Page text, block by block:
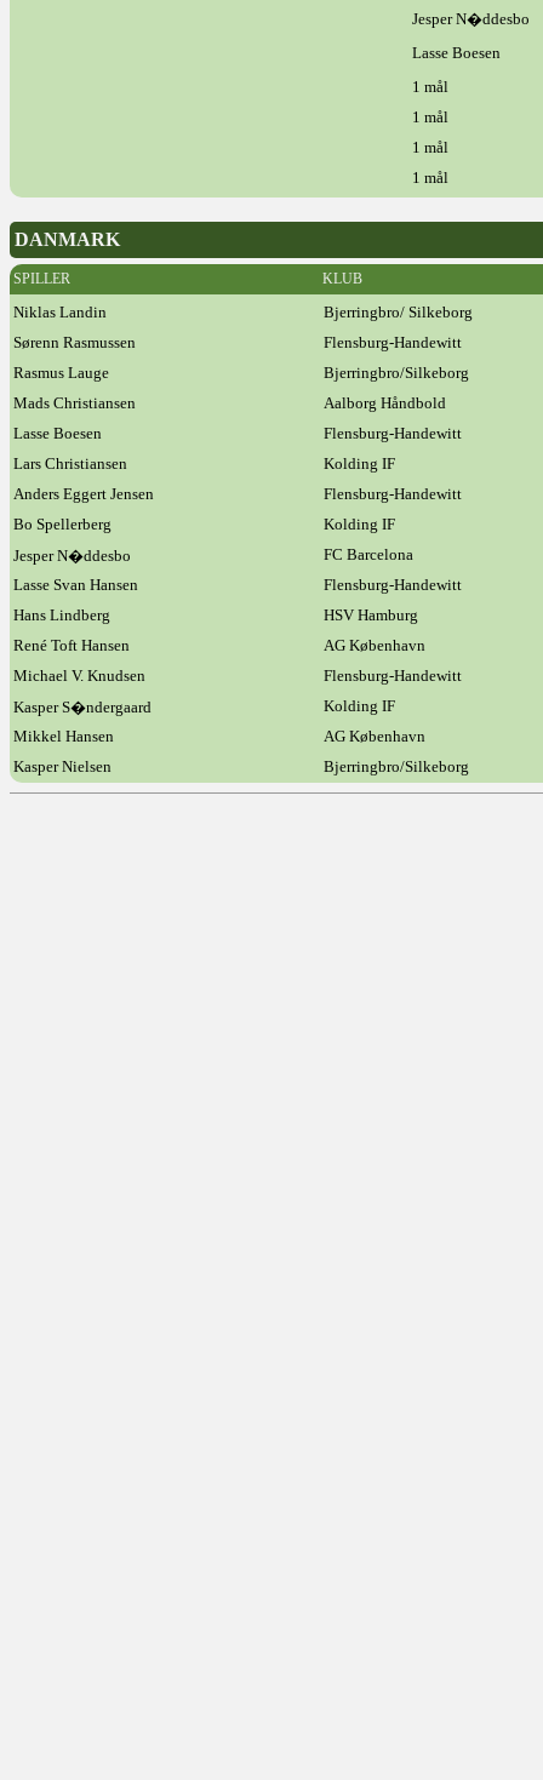
Jesper N�ddesbo
Lasse Boesen
1 mål
1 mål
1 mål
1 mål
DANMARK
SPILLER KLUB
Niklas Landin
Bjerringbro/ Silkeborg
Sørenn Rasmussen
Flensburg-Handewitt
Rasmus Lauge
Bjerringbro/Silkeborg
Mads Christiansen
Aalborg Håndbold
Lasse Boesen
Flensburg-Handewitt
Lars Christiansen
Kolding IF
Anders Eggert Jensen
Flensburg-Handewitt
Bo Spellerberg
Kolding IF
Jesper N�ddesbo
FC Barcelona
Lasse Svan Hansen
Flensburg-Handewitt
Hans Lindberg
HSV Hamburg
René Toft Hansen
AG København
Michael V. Knudsen
Flensburg-Handewitt
Kasper S�ndergaard
Kolding IF
Mikkel Hansen
AG København
Kasper Nielsen
Bjerringbro/Silkeborg